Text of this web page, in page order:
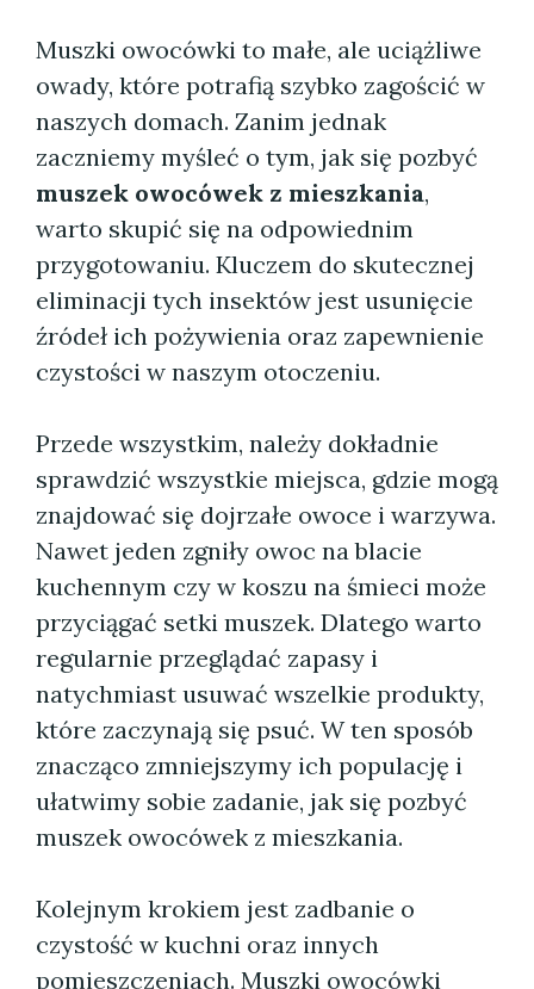
Muszki owocówki to małe, ale uciążliwe
owady, które potrafią szybko zagościć w
naszych domach. Zanim jednak
zaczniemy myśleć o tym, jak się pozbyć
muszek owocówek z mieszkania,
warto skupić się na odpowiednim
przygotowaniu. Kluczem do skutecznej
eliminacji tych insektów jest usunięcie
źródeł ich pożywienia oraz zapewnienie
czystości w naszym otoczeniu.
Przede wszystkim, należy dokładnie
sprawdzić wszystkie miejsca, gdzie mogą
znajdować się dojrzałe owoce i warzywa.
Nawet jeden zgniły owoc na blacie
kuchennym czy w koszu na śmieci może
przyciągać setki muszek. Dlatego warto
regularnie przeglądać zapasy i
natychmiast usuwać wszelkie produkty,
które zaczynają się psuć. W ten sposób
znacząco zmniejszymy ich populację i
ułatwimy sobie zadanie, jak się pozbyć
muszek owocówek z mieszkania.
Kolejnym krokiem jest zadbanie o
czystość w kuchni oraz innych
pomieszczeniach. Muszki owocówki